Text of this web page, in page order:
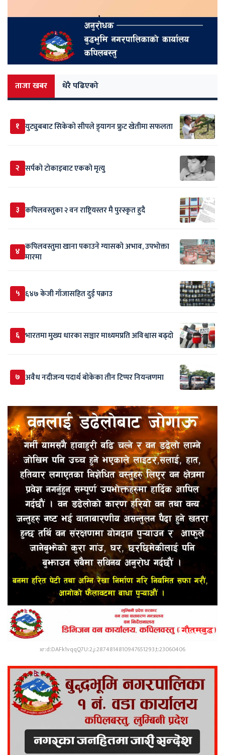
ताजा खबर धेरै पढिएको
१ युट्युबबाट सिकेको सीपले ड्र्यागन फ्रुट खेतीमा सफलता
२ सर्पकाे टाेकाइबाट एकको मृत्यु
३ कपिलवस्तुका २ वन राष्ट्रियस्तर मै पुरस्कृत हुदै
४ कपिलवस्तुमा खाना पकाउने ग्यासको अभाव, उपभोक्ता
मारमा
५ ६४७ केजी गाँजासहित दुई पक्राउ
६ भारतमा मुख्य धारका सञ्चार माध्यमप्रति अविश्वास बढ्दो
७ अवैध नदीजन्य पदार्थ बोकेका तीन टिप्पर नियन्त्रणमा
xr:d:DAFk1vqqQ7U:2,j:2874814810947651293,t:23060406